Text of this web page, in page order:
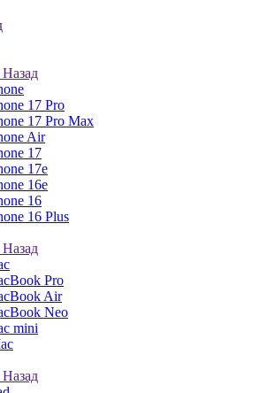
Назад
17 Pro
17 Pro Max
Air
17
17e
16e
16
16 Plus
Назад
Pro
Air
Neo
mini
Назад